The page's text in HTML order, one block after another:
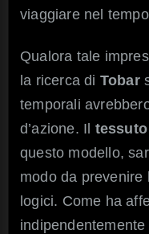
viaggiare nel
Qualora tale
la ricerca di Tobar
temporali
d’azione. Il
questo modello,
modo da prevenire
logici. Come ha